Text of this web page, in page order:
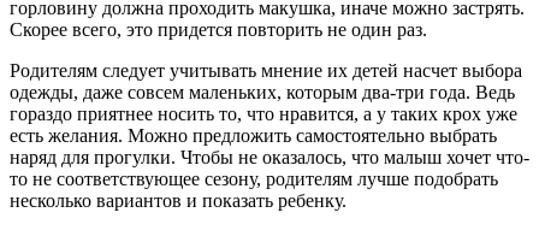
горловину должна проходить макушка, иначе можно застрять.
Скорее всего, это придется повторить не один раз.
Родителям следует учитывать мнение их детей насчет выбора
одежды, даже совсем маленьких, которым два-три года. Ведь
гораздо приятнее носить то, что нравится, а у таких крох уже
есть желания. Можно предложить самостоятельно выбрать
наряд для прогулки. Чтобы не оказалось, что малыш хочет что-
то не соответствующее сезону, родителям лучше подобрать
несколько вариантов и показать ребенку.